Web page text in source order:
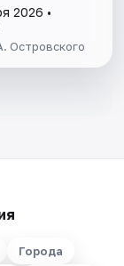
2026 •
Островского
Города